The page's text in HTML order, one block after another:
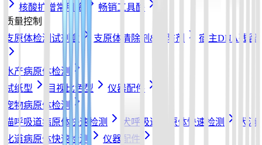
核酸扩增常用酶
畅销工具酶
质量控制
支原体检测试剂盒
支原体清除剂&预防剂 宿主DNA残留
水产病原体检测
试纸型
目视比色型
仪器配件
宠物病原体检测
猫呼吸道病原体快速检测
犬呼吸道病原体快速检测
犬消
化道病原体快速检测
仪器配件